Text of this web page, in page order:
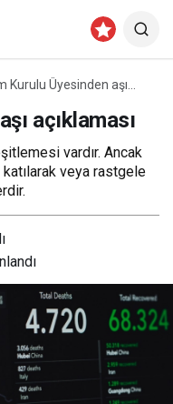
Kurulu Üyesinden aşı
açıklaması
vardır. Ancak
veya rastgele
0 Paylaş